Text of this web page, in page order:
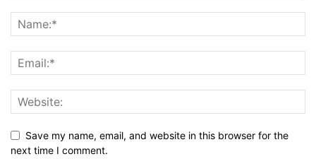
Save my name, email, and website in this browser for the
next time I comment.